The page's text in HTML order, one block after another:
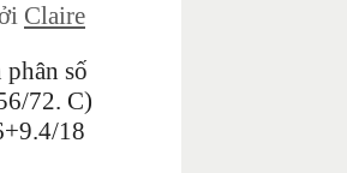
Claire
số
72. C)
18